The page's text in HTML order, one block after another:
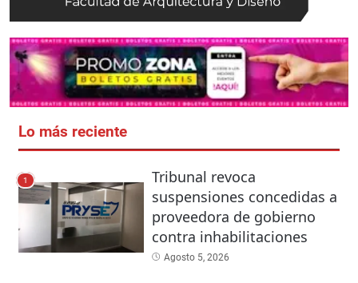
Lo más reciente
1
Tribunal revoca
suspensiones concedidas a
proveedora de gobierno
contra inhabilitaciones
Agosto 5, 2026